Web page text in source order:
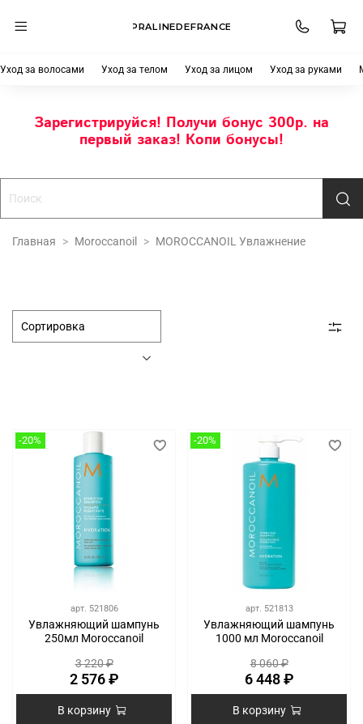
PRALINEDEFRANCE
Уход за волосами Уход за телом Уход за лицом Уход за руками
Зарегистрируйся! Получи бонус 300р. на
первый заказ! Копи бонусы!
Главная Moroccanoil MOROCCANOIL Увлажнение
-20%
арт. 521806
Увлажняющий шампунь
250мл Moroccanoil
3 220 ₽
2 576 ₽
В корзину
-20%
арт. 521813
Увлажняющий шампунь
1000 мл Moroccanoil
8 060 ₽
6 448 ₽
В корзину